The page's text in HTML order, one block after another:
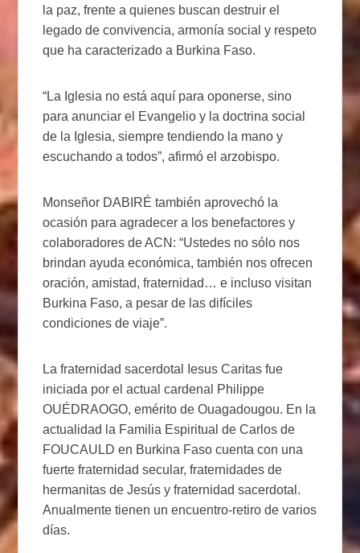
la paz, frente a quienes buscan destruir el
legado de convivencia, armonía social y respeto
que ha caracterizado a Burkina Faso.
“La Iglesia no está aquí para oponerse, sino
para anunciar el Evangelio y la doctrina social
de la Iglesia, siempre tendiendo la mano y
escuchando a todos”, afirmó el arzobispo.
Monseñor DABIRÉ también aprovechó la
ocasión para agradecer a los benefactores y
colaboradores de ACN: “Ustedes no sólo nos
brindan ayuda económica, también nos ofrecen
oración, amistad, fraternidad… e incluso visitan
Burkina Faso, a pesar de las difíciles
condiciones de viaje”.
La fraternidad sacerdotal Iesus Caritas fue
iniciada por el actual cardenal Philippe
OUÉDRAOGO, emérito de Ouagadougou. En la
actualidad la Familia Espiritual de Carlos de
FOUCAULD en Burkina Faso cuenta con una
fuerte fraternidad secular, fraternidades de
hermanitas de Jesús y fraternidad sacerdotal.
Anualmente tienen un encuentro-retiro de varios
días.